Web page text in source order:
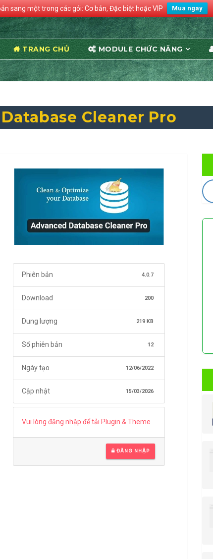
sang một trong các gói: Cơ bản, Đặc biệt hoặc VIP Mua ngay
TRANG CHỦ MODULE CHỨC NĂNG
Cleaner Pro
Phiên bản 4.0.7
Download 200
Dung lượng 219 KB
Số phiên bản 12
Ngày tạo 12/06/2022
Cập nhật 15/03/2026
Vui lòng đăng nhập để tải Plugin & Theme
ĐĂNG NHẬP